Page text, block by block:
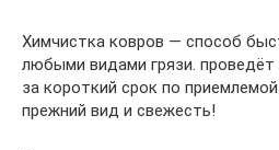
Химчистка ковров — способ
любыми видами грязи. проведёт
за короткий срок по
прежний вид и свежесть!